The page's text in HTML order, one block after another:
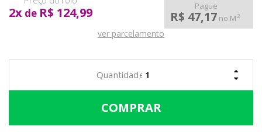
2x de R$ 124,99 Pague
R$ 47,17 no M2
ver parcelamento